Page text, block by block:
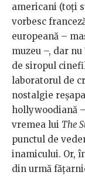
americani (toți
vorbesc
europeană –
muzeu –, dar
de siropul
laboratorul de
nostalgie
hollywoodiană
vremea lui The
punctul de
inamicului. Or,
din urmă